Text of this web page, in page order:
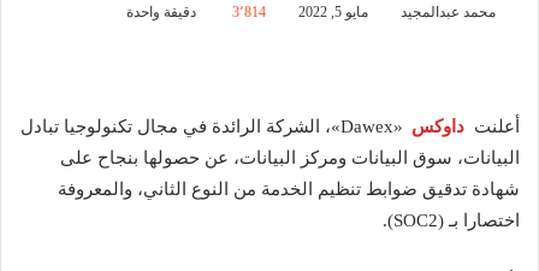
محمد عبدالمجيد مايو 5, 2022 3٬814 دقيقة واحدة
أعلنت داوكس
«Dawex»، الشركة الرائدة في مجال تكنولوجيا تبادل
البيانات، سوق البيانات ومركز البيانات، عن حصولها بنجاح على
شهادة تدقيق ضوابط تنظيم الخدمة من النوع الثاني، والمعروفة
اختصارا بـ (SOC2).